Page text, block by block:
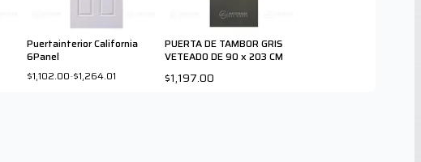
Puertainterior California
6Panel
$1,102.00-$1,264.01
PUERTA DE TAMBOR GRIS
VETEADO DE 90 x 203 CM
$1,197.00